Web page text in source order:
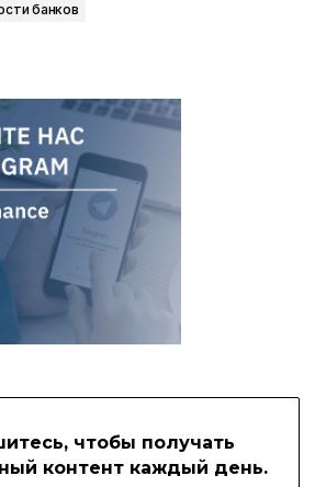
банков
чтобы получать
контент каждый день.